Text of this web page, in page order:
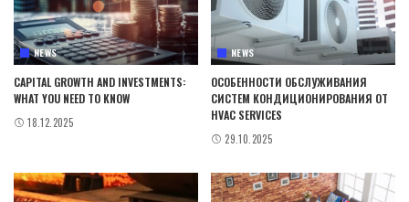
NEWS
CAPITAL GROWTH AND INVESTMENTS:
WHAT YOU NEED TO KNOW
18.12.2025
NEWS
ОСОБЕННОСТИ ОБСЛУЖИВАНИЯ
СИСТЕМ КОНДИЦИОНИРОВАНИЯ ОТ
HVAC SERVICES
29.10.2025